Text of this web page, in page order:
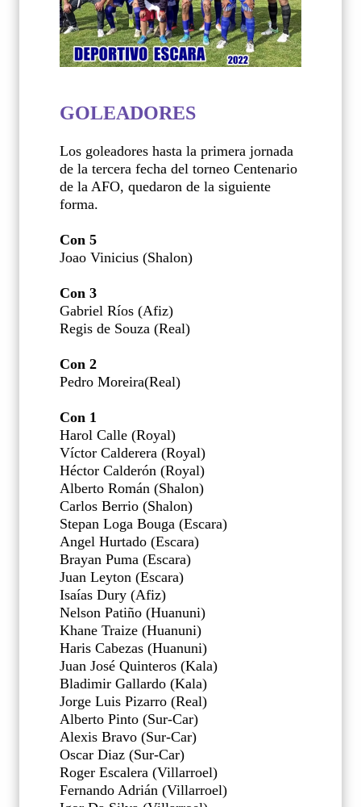
GOLEADORES
Los goleadores hasta la primera jornada
de la tercera fecha del torneo Centenario
de la AFO, quedaron de la siguiente
forma.
Con 5
Joao Vinicius (Shalon)
Con 3
Gabriel Ríos (Afiz)
Regis de Souza (Real)
Con 2
Pedro Moreira(Real)
Con 1
Harol Calle (Royal)
Víctor Calderera (Royal)
Héctor Calderón (Royal)
Alberto Román (Shalon)
Carlos Berrio (Shalon)
Stepan Loga Bouga (Escara)
Angel Hurtado (Escara)
Brayan Puma (Escara)
Juan Leyton (Escara)
Isaías Dury (Afiz)
Nelson Patiño (Huanuni)
Khane Traize (Huanuni)
Haris Cabezas (Huanuni)
Juan José Quinteros (Kala)
Bladimir Gallardo (Kala)
Jorge Luis Pizarro (Real)
Alberto Pinto (Sur-Car)
Alexis Bravo (Sur-Car)
Oscar Diaz (Sur-Car)
Roger Escalera (Villarroel)
Fernando Adrián (Villarroel)